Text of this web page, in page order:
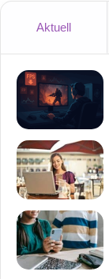
Aktuell